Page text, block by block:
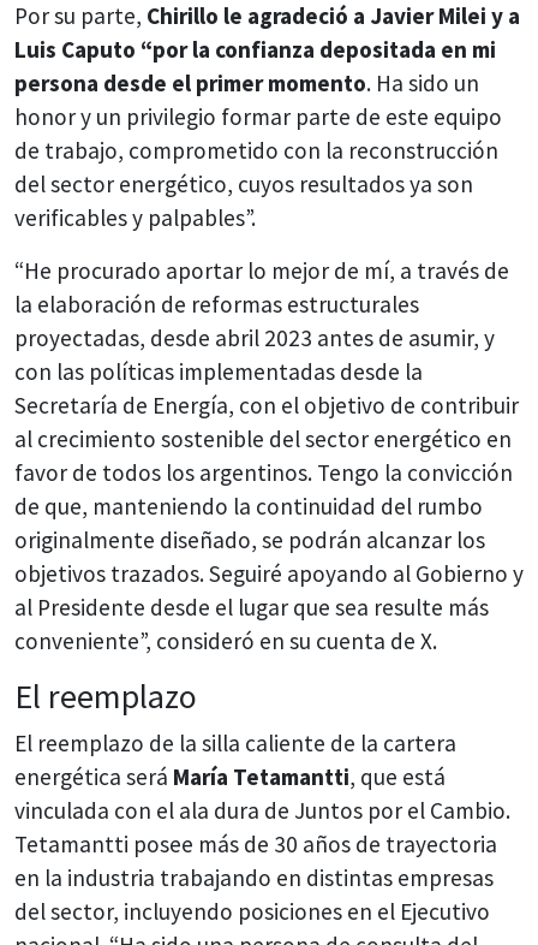
Por su parte, Chirillo le agradeció a Javier Milei y a
Luis Caputo “por la confianza depositada en mi
persona desde el primer momento. Ha sido un
honor y un privilegio formar parte de este equipo
de trabajo, comprometido con la reconstrucción
del sector energético, cuyos resultados ya son
verificables y palpables”.
“He procurado aportar lo mejor de mí, a través de
la elaboración de reformas estructurales
proyectadas, desde abril 2023 antes de asumir, y
con las políticas implementadas desde la
Secretaría de Energía, con el objetivo de contribuir
al crecimiento sostenible del sector energético en
favor de todos los argentinos. Tengo la convicción
de que, manteniendo la continuidad del rumbo
originalmente diseñado, se podrán alcanzar los
objetivos trazados. Seguiré apoyando al Gobierno y
al Presidente desde el lugar que sea resulte más
conveniente”, consideró en su cuenta de X.
El reemplazo
El reemplazo de la silla caliente de la cartera
energética será María Tetamantti, que está
vinculada con el ala dura de Juntos por el Cambio.
Tetamantti posee más de 30 años de trayectoria
en la industria trabajando en distintas empresas
del sector, incluyendo posiciones en el Ejecutivo